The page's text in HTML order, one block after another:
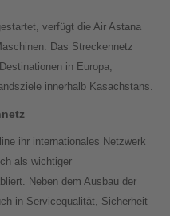
verfügt die Air Astana
Das Streckennetz
in Europa,
innerhalb Kasachstans.
ihr internationales Netzwerk
als wichtiger
Neben dem Ausbau der
in Servicequalität, Sicherheit